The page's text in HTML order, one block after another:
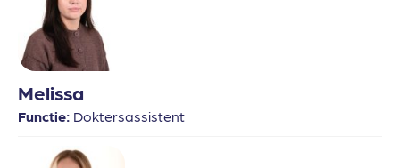
Melissa
Functie: Doktersassistent